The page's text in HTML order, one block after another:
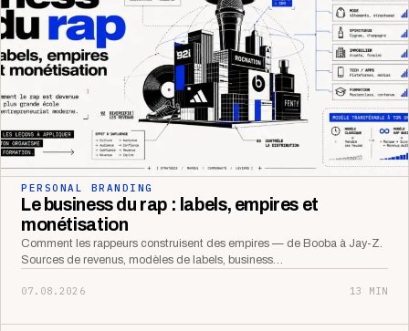
PERSONAL BRANDING
Le business du rap : labels, empires et
monétisation
Comment les rappeurs construisent des empires — de Booba à Jay-Z.
Sources de revenus, modèles de labels, business…
07.08.2026 13 MIN